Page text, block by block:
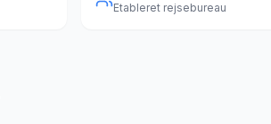
Etableret rejsebureau